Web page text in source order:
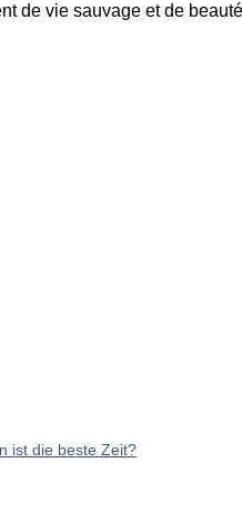
de vie sauvage et de
ist die beste Zeit?